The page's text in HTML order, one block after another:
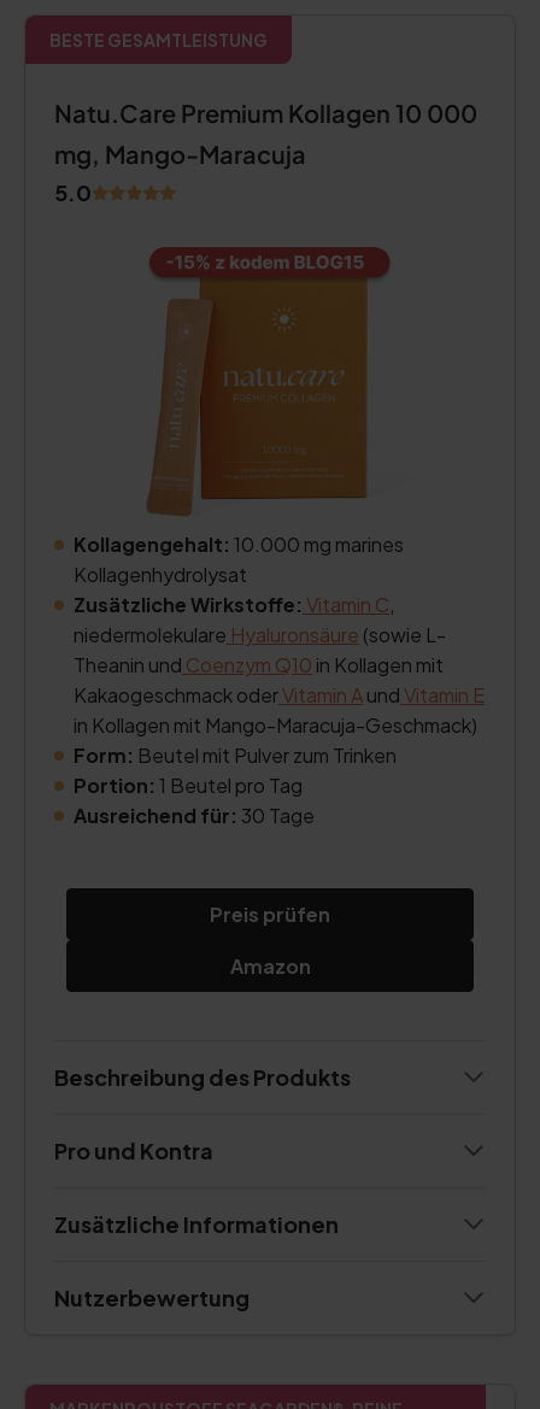
BESTE GESAMTLEISTUNG
Natu.Care Premium Kollagen 10 000
mg, Mango-Maracuja
5.0
Kollagengehalt: 10.000 mg marines
Kollagenhydrolysat
Zusätzliche Wirkstoffe: Vitamin C
niedermolekulare Hyaluronsäure (sowie L-
Theanin und Coenzym Q10 in Kollagen mit
Kakaogeschmack oderVitamin AundVitamin E
in Kollagen mit Mango-Maracuja-Geschmack)
Form: Beutel mit Pulver zum Trinken
Portion: 1 Beutel pro Tag
Ausreichend für: 30 Tage
Preis prüfen
Amazon
Beschreibung des Produkts
Pro und Kontra
Zusätzliche Informationen
Nutzerbewertung